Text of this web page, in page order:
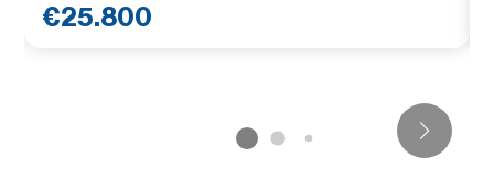
€25.800